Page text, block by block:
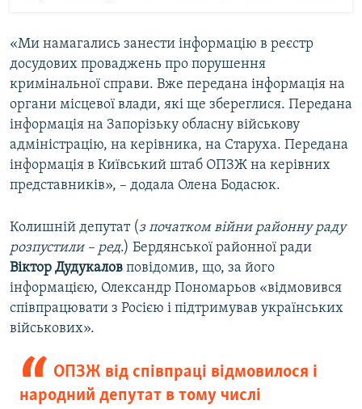
«Ми намагались занести інформацію в реєстр
досудових проваджень про порушення
кримінальної справи. Вже передана інформація на
органи місцевої влади, які ще збереглися. Передана
інформація на Запорізьку обласну військову
адміністрацію, на керівника, на Старуха. Передана
інформація в Київський штаб ОПЗЖ на керівних
представників», – додала Олена Бодасюк.
Колишній депутат (з початком війни районну раду
розпустили – ред.) Бердянської районної ради
Віктор Дудукалов повідомив, що, за його
інформацією, Олександр Пономарьов «відмовився
співпрацювати з Росією і підтримував українських
військових».
ОПЗЖ від співпраці відмовилося і
народний депутат в тому числі